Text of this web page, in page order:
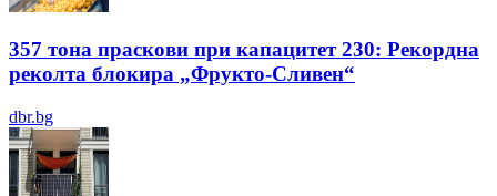
357 тона праскови при капацитет 230: Рекордна
реколта блокира „Фрукто-Сливен“
dbr.bg